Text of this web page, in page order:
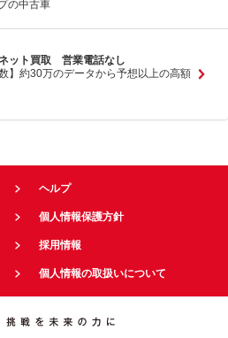
の中古車
ット買取 営業電話なし
】約30万のデータから予想以上の高額
ヘルプ
個人情報保護方針
採用情報
個人情報の取扱いについて